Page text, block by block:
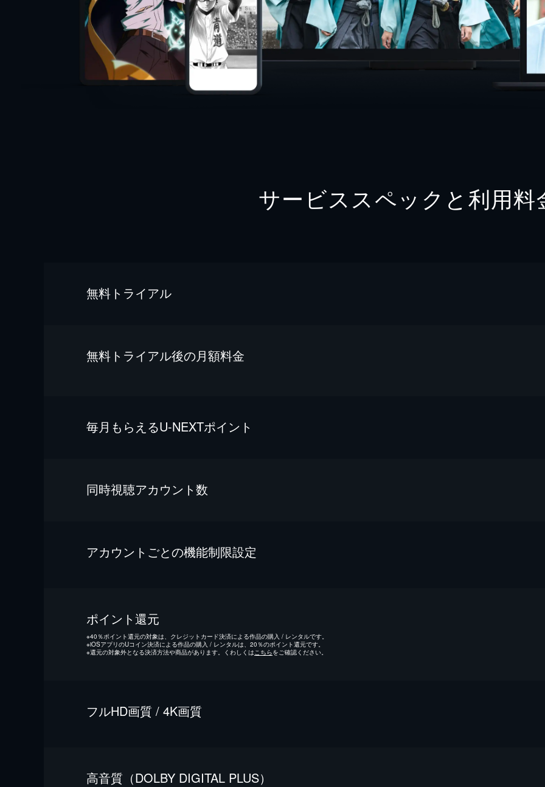
サービススペックと利用料
無料トライアル
無料トライアル後の⽉額料金
毎⽉もらえるU-NEXTポイント
同時視聴アカウント数
アカウントごとの機能制限設定
ポイント還元
※40％ポイント還元の対象は、クレジットカード決済による作品の購入 / レンタルです。
※iOSアプリのUコイン決済による作品の購入 / レンタルは、20％のポイント還元です。
※還元の対象外となる決済方法や商品があります。くわしくは こちらをご確認ください。
フルHD画質 / 4K画質
⾼⾳質（DOLBY DIGITAL PLUS）